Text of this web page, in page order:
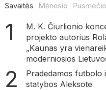
Savaitės Mėnesio Pusmečio
M. K. Čiurlionio
projekto autorius
„Kaunas yra
moderniosios
Pradedamos futbolo
statybos Aleksote